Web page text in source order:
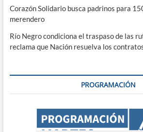
Corazón Solidario busca padrinos para
merendero
Río Negro condiciona el traspaso de las
reclama que Nación resuelva los
PROGRAMACIÓN